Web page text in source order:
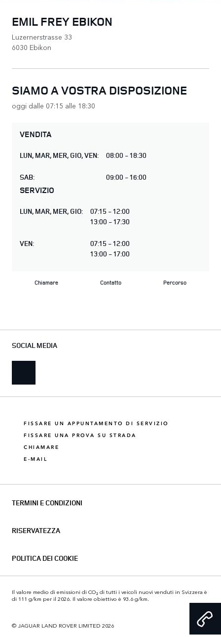
EMIL FREY EBIKON
Luzernerstrasse 33
6030 Ebikon
SIAMO A VOSTRA DISPOSIZIONE
oggi dalle 07:15 alle 18:30
VENDITA
LUN, MAR, MER,GIO,VEN: 08:00 - 18:30
SAB: 09:00 - 16:00
SERVIZIO
LUN, MAR, MER,GIO:
07:15 - 12:00
13:00 - 17:30
VEN:
07:15 - 12:00
13:00 - 17:00
Chiamare Contatto Percorso
TERMINI E CONDIZIONI
RISERVATEZZA
POLITICA DEI COOKIE
FISSARE UN APPUNTAMENTO DI SERVIZIO
FISSARE UNA PROVA SU STRADA
CHIAMARE
E-MAIL
SOCIAL MEDIA
Il valore medio di emissioni di CO₂ di tutti i veicoli nuovi venduti in Svizzera è
di 111 g/km per il 2026. Il valore obiettivo è 93.6 g/km.
© JAGUAR LAND ROVER LIMITED 2026